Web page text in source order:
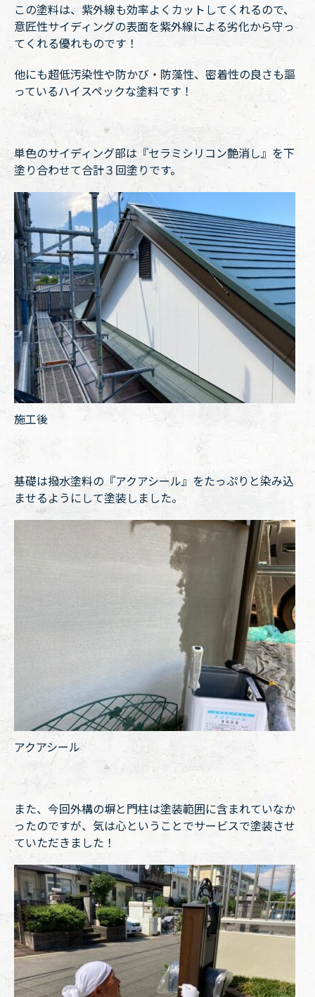
この塗料は、紫外線も効率よくカットしてくれるので、
意匠性サイディングの表面を紫外線による劣化から守っ
てくれる優れものです！
他にも超低汚染性や防かび・防藻性、密着性の良さも謳
っているハイスペックな塗料です！
単色のサイディング部は『セラミシリコン艶消し』を下
塗り合わせて合計３回塗りです。
施工後
基礎は撥水塗料の『アクアシール』をたっぷりと染み込
ませるようにして塗装しました。
アクアシール
また、今回外構の塀と門柱は塗装範囲に含まれていなか
ったのですが、気は心ということでサービスで塗装させ
ていただきました！